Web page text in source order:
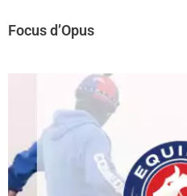
Focus d’Opus